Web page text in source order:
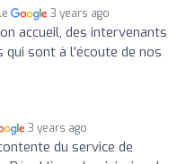
3 years ago
accueil, des intervenants
sont à l'écoute de nos
3 years ago
du service de